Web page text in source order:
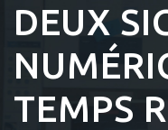
DEUX
TEMPS